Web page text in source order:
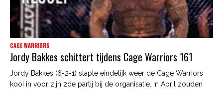
CAGE WARRIORS
Jordy Bakkes schittert tijdens Cage Warriors 161
Jordy Bakkes (6-2-1) stapte eindelijk weer de Cage Warriors
kooi in voor zijn 2de partij bij de organisatie. In April zouden